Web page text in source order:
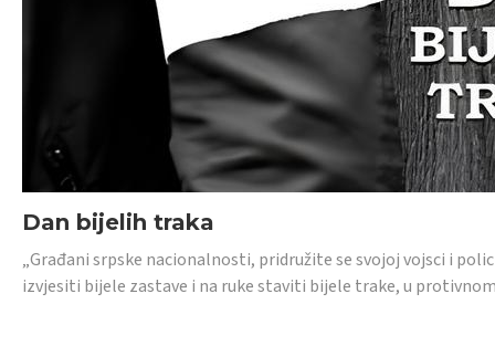
Dan bijelih traka
„Građani srpske nacionalnosti, pridružite se svojoj vojsci i
izvjesiti bijele zastave i na ruke staviti bijele trake, u